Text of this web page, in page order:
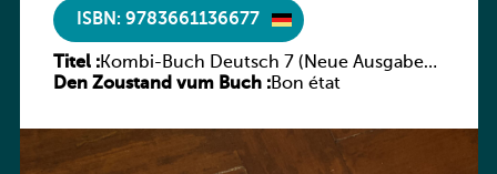
ISBN: 9783661136677
Titel :Kombi-Buch Deutsch 7 (Neue Ausgabe
Luxemburg)
Den Zoustand vum Buch :Bon état